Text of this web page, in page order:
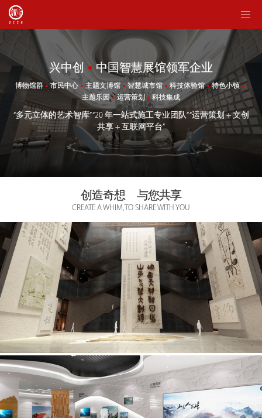
兴中创 中国智慧展馆领军企业
博物馆群 市民中心 主题文博馆 智慧城市馆 科技体验馆
特色小镇
主题乐园
运营策划 科技集成
“多元立体的艺术智库” “20 年一站式施工专业团队” “运营策划 + 文创
共享 + 互联网平台”
创造奇想 与您共享
CREATE A WHIM, TO SHARE WITH YOU
文博馆
Culture Exhibition
文物、历史、故事，我们深知岁月沉淀的精华所在，我们知道
如何将表现岁月，更懂得如何以现代的手法完美表现出来。
企业馆
Corporate Exhibition
企业馆是企业文化、企业产品、企业历史的核心展示空间，我